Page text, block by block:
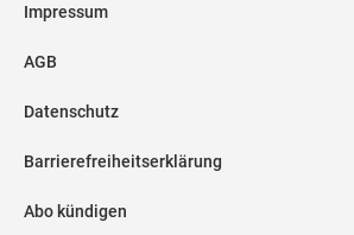
Impressum
AGB
Datenschutz
Barrierefreiheitserklärung
Abo kündigen